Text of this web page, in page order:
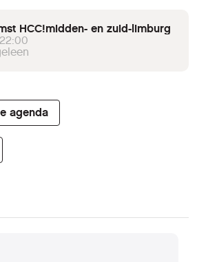
HCC!midden- en zuid-limburg
agenda